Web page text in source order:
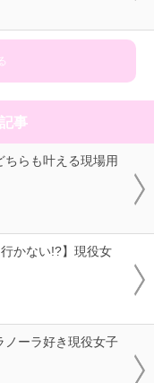
事
ちらも叶える現場用
かない!?】現役女
ノーラ好き現役女子